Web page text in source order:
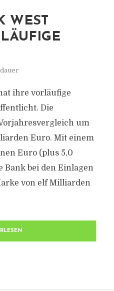
WEST
ihre vorläufige
Die
um
Euro. Mit einem
Euro (plus 5,0
bei den Einlagen
von elf Milliarden